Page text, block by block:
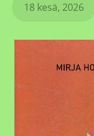
18 kesä, 2026